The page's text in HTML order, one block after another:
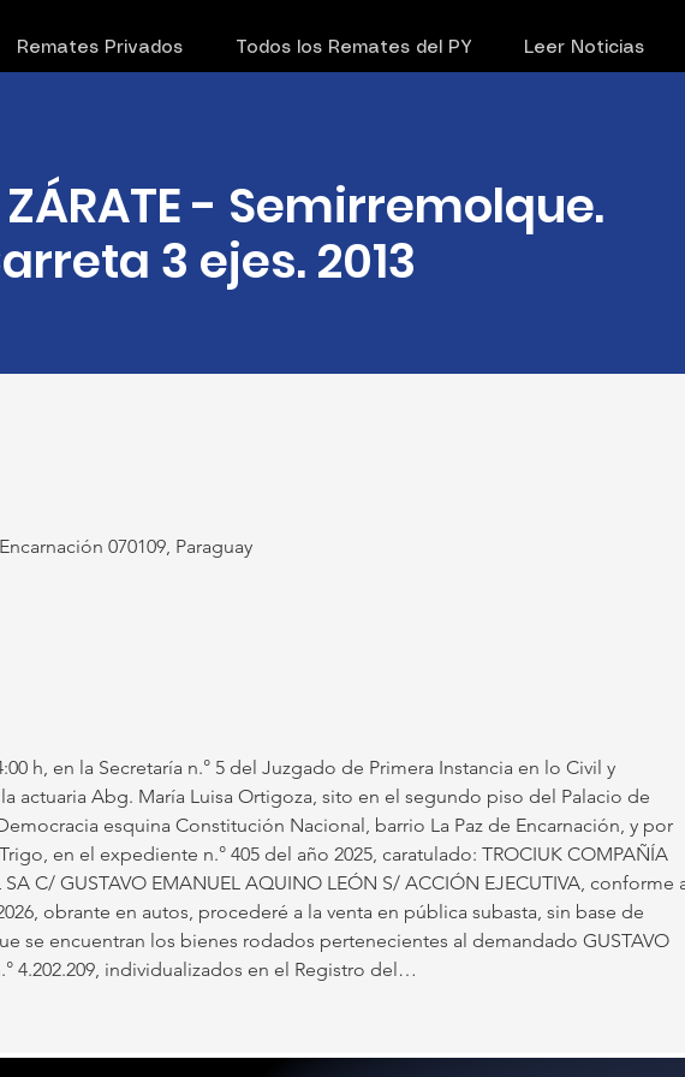
Remates Privados Todos los Remates del PY Leer Noticias
ZÁRATE - Semirremolque.
3 ejes. 2013
070109, Paraguay
h, en la Secretaría n.° 5 del Juzgado de Primera Instancia en lo Civil y
actuaria Abg. María Luisa Ortigoza, sito en el segundo piso del Palacio de
esquina Constitución Nacional, barrio La Paz de Encarnación, y por
en el expediente n.° 405 del año 2025, caratulado: TROCIUK COMPAÑÍA
C/ GUSTAVO EMANUEL AQUINO LEÓN S/ ACCIÓN EJECUTIVA, conforme
obrante en autos, procederé a la venta en pública subasta, sin base de
se encuentran los bienes rodados pertenecientes al demandado GUSTAVO
4.202.209, individualizados en el Registro del…